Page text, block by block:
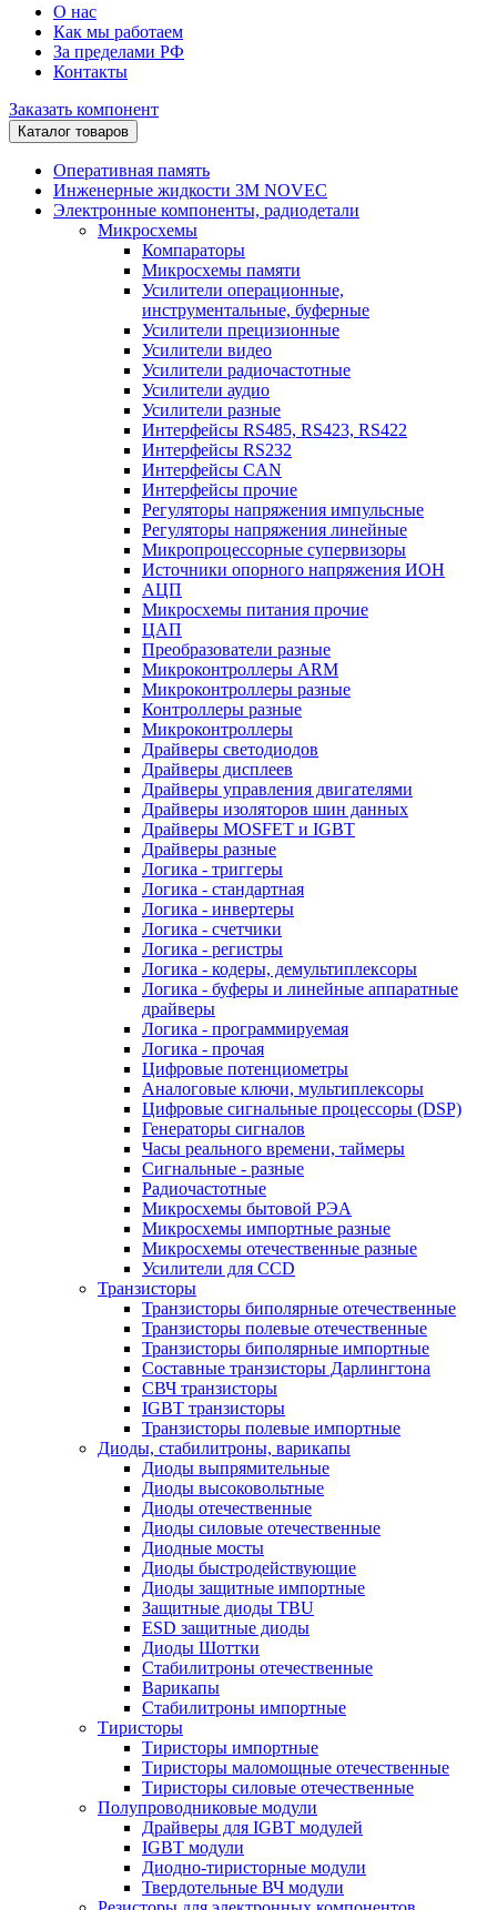
О нас
Как мы работаем
За пределами РФ
Контакты
Заказать компонент
Каталог товаров
Оперативная память
Инженерные жидкости 3M NOVEC
Электронные компоненты, радиодетали
Микросхемы
Компараторы
Микросхемы памяти
Усилители операционные,
инструментальные, буферные
Усилители прецизионные
Усилители видео
Усилители радиочастотные
Усилители аудио
Усилители разные
Интерфейсы RS485, RS423, RS422
Интерфейсы RS232
Интерфейсы CAN
Интерфейсы прочие
Регуляторы напряжения импульсные
Регуляторы напряжения линейные
Микропроцессорные супервизоры
Источники опорного напряжения ИОН
АЦП
Микросхемы питания прочие
ЦАП
Преобразователи разные
Микроконтроллеры ARM
Микроконтроллеры разные
Контроллеры разные
Микроконтроллеры
Драйверы светодиодов
Драйверы дисплеев
Драйверы управления двигателями
Драйверы изоляторов шин данных
Драйверы MOSFET и IGBT
Драйверы разные
Логика - триггеры
Логика - стандартная
Логика - инвертеры
Логика - счетчики
Логика - регистры
Логика - кодеры, демультиплексоры
Логика - буферы и линейные аппаратные
драйверы
Логика - программируемая
Логика - прочая
Цифровые потенциометры
Аналоговые ключи, мультиплексоры
Цифровые сигнальные процессоры (DSP)
Генераторы сигналов
Часы реального времени, таймеры
Сигнальные - разные
Радиочастотные
Микросхемы бытовой РЭА
Микросхемы импортные разные
Микросхемы отечественные разные
Усилители для CCD
Транзисторы
Транзисторы биполярные отечественные
Транзисторы полевые отечественные
Транзисторы биполярные импортные
Составные транзисторы Дарлингтона
СВЧ транзисторы
IGBT транзисторы
Транзисторы полевые импортные
Диоды, стабилитроны, варикапы
Диоды выпрямительные
Диоды высоковольтные
Диоды отечественные
Диоды силовые отечественные
Диодные мосты
Диоды быстродействующие
Диоды защитные импортные
Защитные диоды TBU
ESD защитные диоды
Диоды Шоттки
Стабилитроны отечественные
Варикапы
Стабилитроны импортные
Тиристоры
Тиристоры импортные
Тиристоры маломощные отечественные
Тиристоры силовые отечественные
Полупроводниковые модули
Драйверы для IGBT модулей
IGBT модули
Диодно-тиристорные модули
Твердотельные ВЧ модули